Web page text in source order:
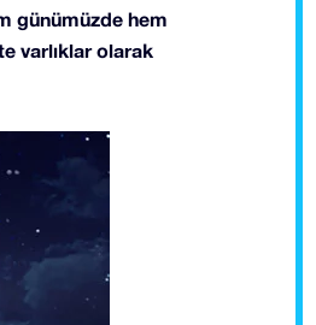
günümüzde hem
varlıklar olarak